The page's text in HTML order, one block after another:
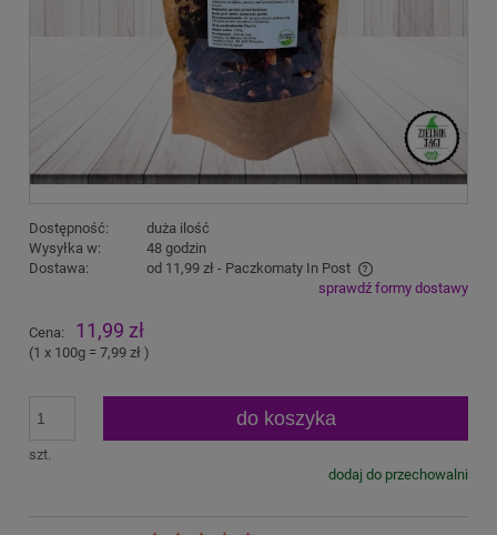
Dostępność:
duża ilość
Wysyłka w:
48 godzin
Dostawa:
od 11,99 zł - Paczkomaty In Post
Cena nie zawiera ewentualnych kosztów płatnościsprawdź formy dostawy
Cena: 11,99 zł
(1 x 100g = 7,99 zł )
szt.
do koszyka
dodaj do przechowalni